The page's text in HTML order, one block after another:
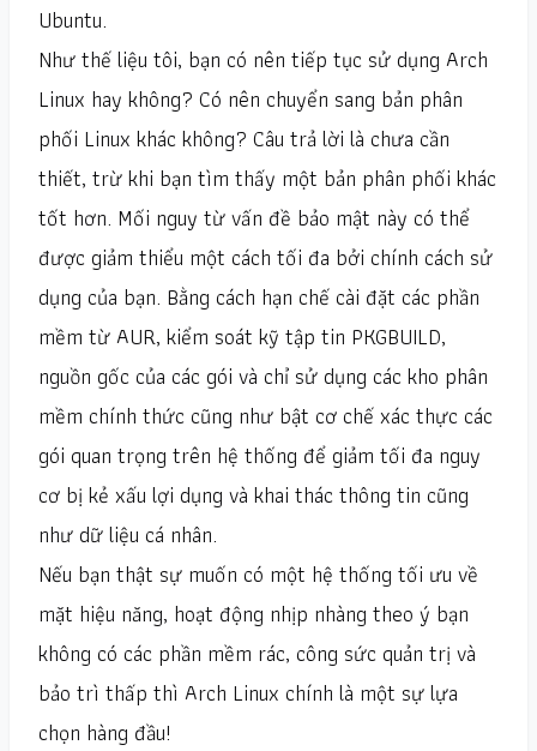
Ubuntu.
Như thế liệu tôi, bạn có nên tiếp tục sử dụng Arch
Linux hay không? Có nên chuyển sang bản phân
phối Linux khác không? Câu trả lời là chưa cần
thiết, trừ khi bạn tìm thấy một bản phân phối khác
tốt hơn. Mối nguy từ vấn đề bảo mật này có thể
được giảm thiểu một cách tối đa bởi chính cách sử
dụng của bạn. Bằng cách hạn chế cài đặt các phần
mềm từ AUR, kiểm soát kỹ tập tin PKGBUILD,
nguồn gốc của các gói và chỉ sử dụng các kho phân
mềm chính thức cũng như bật cơ chế xác thực các
gói quan trọng trên hệ thống để giảm tối đa nguy
cơ bị kẻ xấu lợi dụng và khai thác thông tin cũng
như dữ liệu cá nhân.
Nếu bạn thật sự muốn có một hệ thống tối ưu về
mặt hiệu năng, hoạt động nhịp nhàng theo ý bạn
không có các phần mềm rác, công sức quản trị và
bảo trì thấp thì Arch Linux chính là một sự lựa
chọn hàng đầu!